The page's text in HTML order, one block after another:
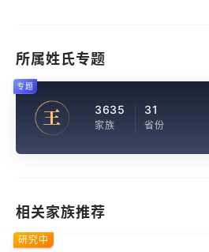
所属姓氏专题
王 3635
家族
31
省份
专题
相关家族推荐
研究中